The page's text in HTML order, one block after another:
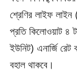
শ্রেণির লাইফ লাইন
প্রতি কিলোওয়াট ৪
ইউনিট) এনার্জি
বহাল থাকবে।